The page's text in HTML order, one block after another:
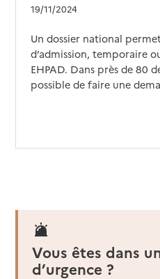
19/11/2024
Un dossier national
d’admission, temporaire
EHPAD. Dans près de 80
possible de faire une
Vous êtes dans
d’urgence ?